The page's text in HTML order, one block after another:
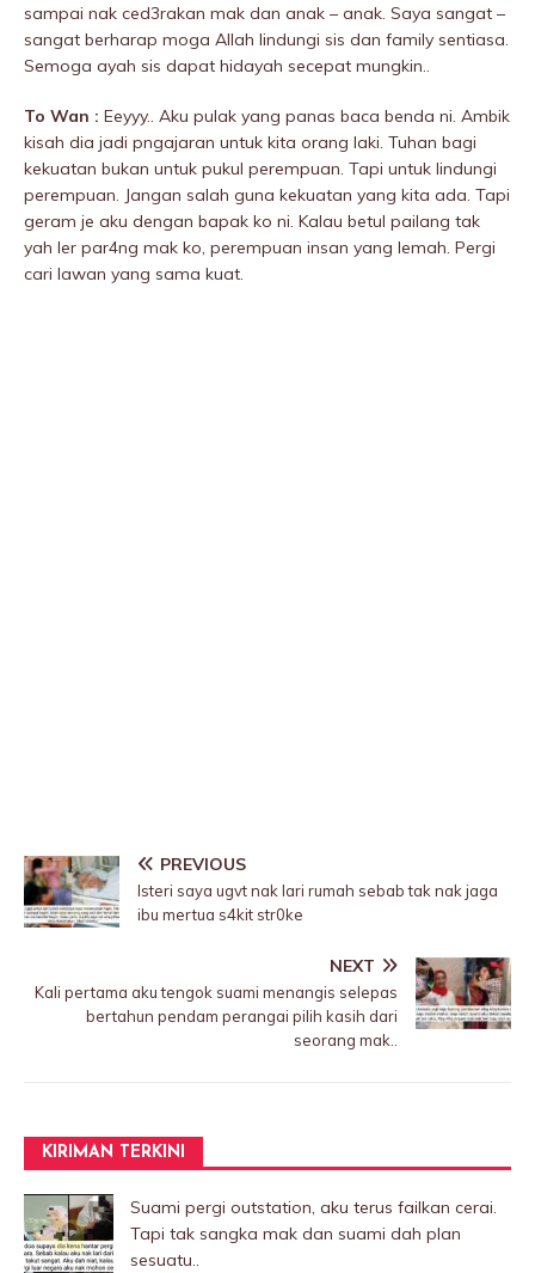
sampai nak ced3rakan mak dan anak – anak. Saya sangat –
sangat berharap moga Allah Iindungi sis dan family sentiasa.
Semoga ayah sis dapat hidayah secepat mungkin..
To Wan : Eeyyy.. Aku pulak yang panas baca benda ni. Ambik
kisah dia jadi pngajaran untuk kita orang laki. Tuhan bagi
kekuatan bukan untuk pukuI perempuan. Tapi untuk Iindungi
perempuan. Jangan salah guna kekuatan yang kita ada. Tapi
geram je aku dengan bapak ko ni. Kalau betul paiIang tak
yah ler par4ng mak ko, perempuan insan yang lemah. Pergi
cari Iawan yang sama kuat.
PREVIOUS
Isteri saya ugvt nak lari rumah sebab tak nak jaga
ibu mertua s4kit str0ke
NEXT
Kali pertama aku tengok suami menangis selepas
bertahun pendam perangai pilih kasih dari
seorang mak..
KIRIMAN TERKINI
Suami pergi outstation, aku terus failkan cerai.
Tapi tak sangka mak dan suami dah plan
sesuatu..